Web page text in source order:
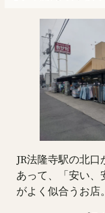
JR法隆寺駅の北
あって、「安い
がよく似合うお店。